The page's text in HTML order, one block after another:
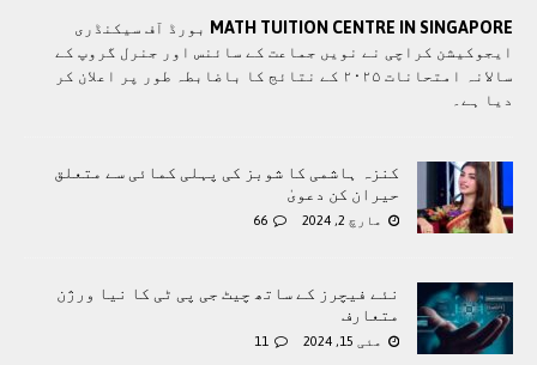
MATH TUITION CENTRE IN SINGAPORE بورڈ آف سیکنڈری
ایجوکیشن کراچی نے نویں جماعت کے سائنس اور جنرل گروپ کے
سالانہ امتحانات ۲۰۲۵ کے نتائج کا باضابطہ طور پر اعلان کر
دیا ہے۔
کنزہ ہاشمی کا شوبز کی پہلی کمائی سے متعلق
حیران کن دعویٰ
مارچ 2, 2024 66
نئے فیچرز کے ساتھ چیٹ جی پی ٹی کا نیا ورژن
متعارف
مئی 15, 2024 11